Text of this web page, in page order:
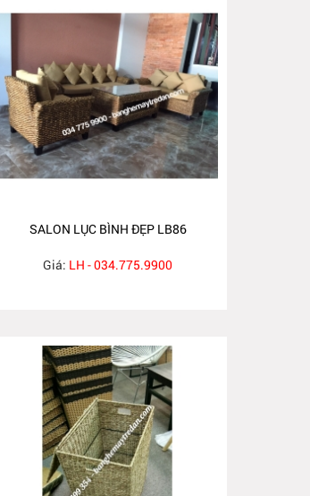
SALON LỤC BÌNH ĐẸP LB86
Giá: LH - 034.775.9900